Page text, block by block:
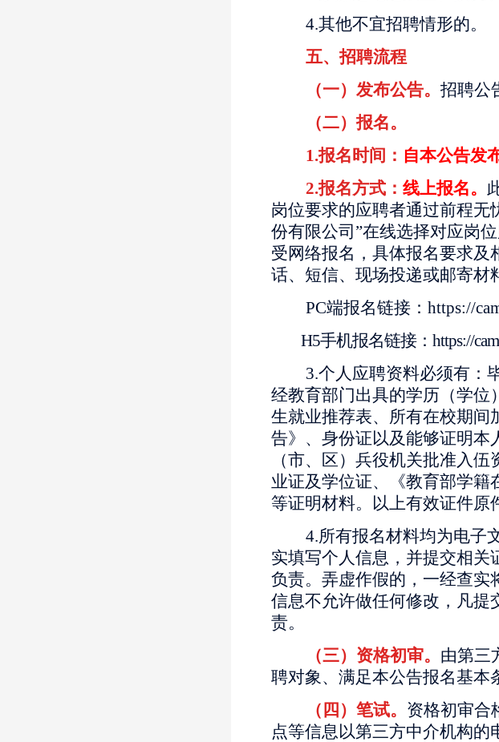
4.其他不宜招聘情形的。
五、招聘流程
（一）发布公告。 招聘公
（二）报名。
1.报名时间： 自本公告发
2.报名方式： 线上报名。
岗位要求的应聘者通过前程无
份有限公司”在线选择对应岗
受网络报名，具体报名要求
话、短信、现场投递或邮寄材
PC端报名链接：https://
H5手机报名链接：https://
3.个人应聘资料必须有：
经教育部门出具的学历（学位
生就业推荐表、所有在校期间
告》、身份证以及能够证明本
（市、区）兵役机关批准入
业证及学位证、《教育部学
等证明材料。以上有效证件原
4.所有报名材料均为电子
实填写个人信息，并提交相
负责。弄虚作假的，一经查实
信息不允许做任何修改，凡提
责。
（三）资格初审。 由第三
聘对象、满足本公告报名基本
（四）笔试。 资格初审合
点等信息以第三方中介机构